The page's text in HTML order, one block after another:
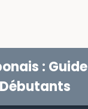
: Guide